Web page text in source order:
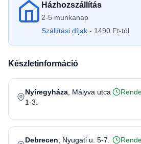
Házhozszállítás
2-5 munkanap
Szállítási díjak - 1490 Ft-tól
Készletinformáció
Nyíregyháza , Mályva utca
1-3.
Debrecen , Nyugati u. 5-7.